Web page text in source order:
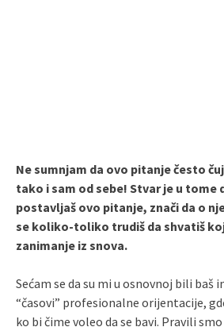
Ne sumnjam da ovo pitanje često
tako i sam od sebe! Stvar je u tome
postavljaš ovo pitanje, znači da o
se koliko-toliko trudiš da shvatiš
zanimanje iz snova.
Sećam se da su mi u osnovnoj bili baš
“časovi” profesionalne orijentacije,
ko bi čime voleo da se bavi. Pravili